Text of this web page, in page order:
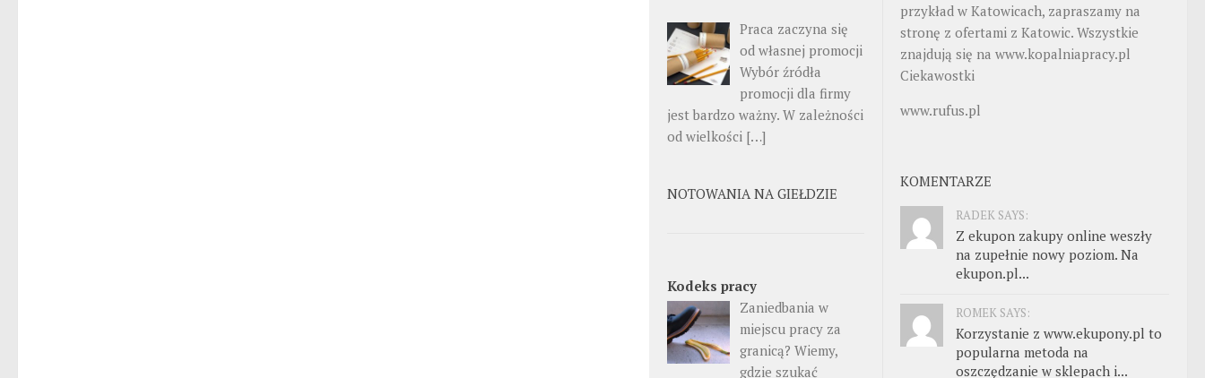
przykład w Katowicach, zapraszamy na
stronę z ofertami z Katowic. Wszystkie
znajdują się na www.kopalniapracy.pl
Ciekawostki
www.rufus.pl
KOMENTARZE
RADEK SAYS:
Z ekupon zakupy online weszły
na zupełnie nowy poziom. Na
ekupon.pl...
ROMEK SAYS:
Korzystanie z www.ekupony.pl to
popularna metoda na
oszczędzanie w sklepach i...
Praca zaczyna się
od własnej promocji
Wybór źródła
promocji dla firmy
jest bardzo ważny. W zależności
od wielkości […]
NOTOWANIA NA GIEŁDZIE
Kodeks pracy
Zaniedbania w
miejscu pracy za
granicą? Wiemy,
gdzie szukać